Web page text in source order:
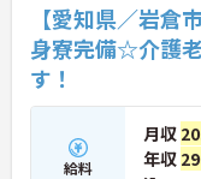
【愛知県／岩
身寮完備☆介護
す！
給料
月収
年収